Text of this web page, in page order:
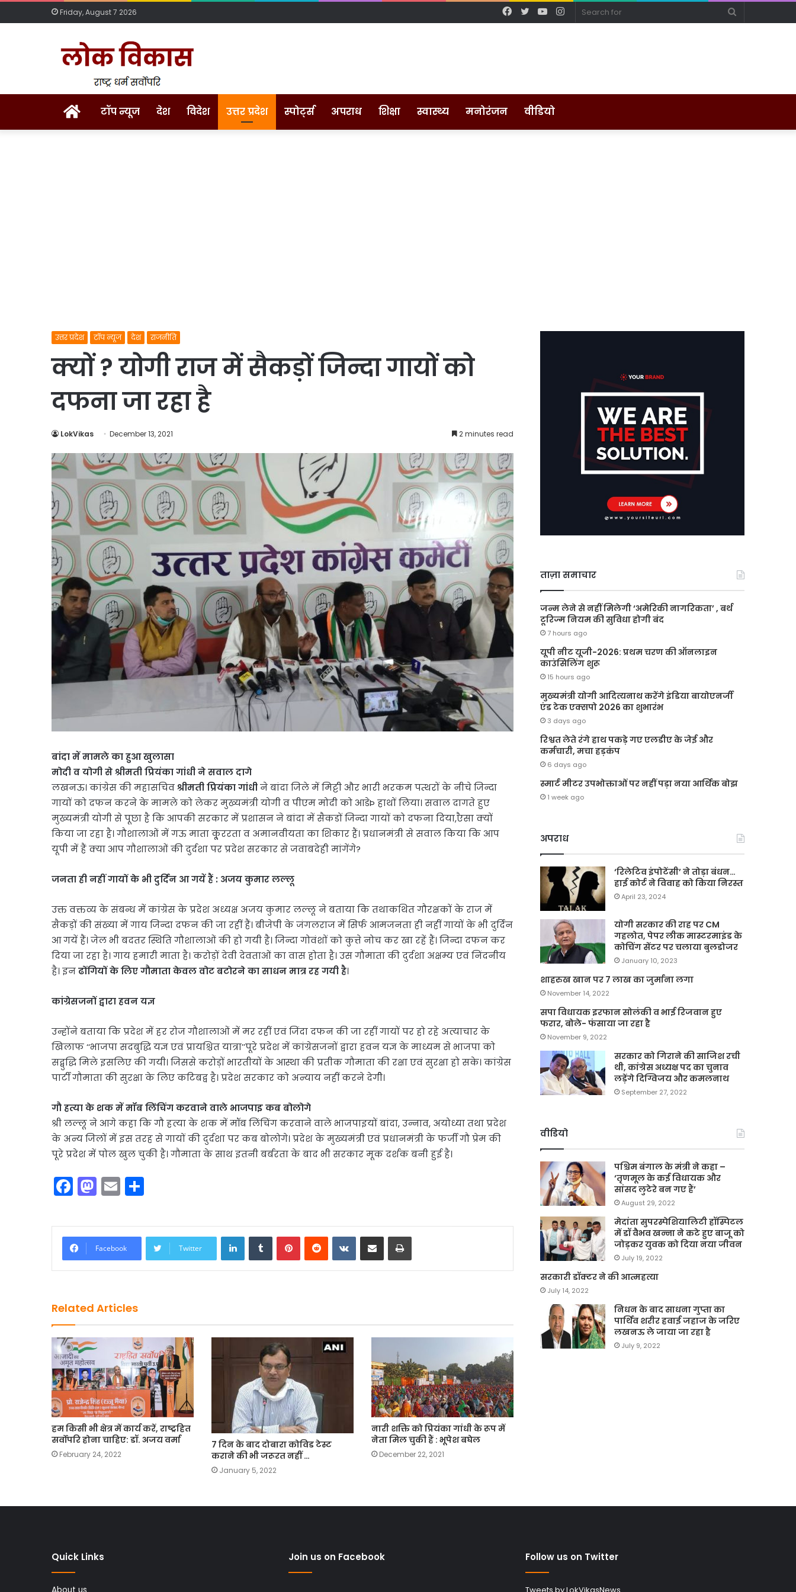
Friday, August 7 2026 Instagram
YouTube
Twitter
Facebook
Homeटॉप न्यूज देश विदेश उत्तर प्रदेश स्पोर्ट्स अपराध शिक्षा स्वास्थ्य मनोरंजन वीडियो
उत्तर प्रदेश टॉप न्यूज देश राजनीति
क्यों ? योगी राज में सैकड़ों जिन्दा गायों को
दफना जा रहा है
LokVikas December 13, 2021 2 minutes read
बांदा में मामले का हुआ खुलासा
मोदी व योगी से श्रीमती प्रियंका गांधी ने सवाल दागे
लखनऊ। कांग्रेस की महासचिवश्रीमती प्रियंका गांधीने बांदा जिले में मिट्टी और भारी भरकम पत्थरों के नीचे जिन्दा
गायों को दफन करने के मामले को लेकर मुख्यमंत्री योगी व पीएम मोदी को आडेÞ हाथों लिया। सवाल दागते हुए
मुख्यमंत्री योगी से पूछा है कि आपकी सरकार में प्रशासन ने बांदा में सैकडों जिन्दा गायों को दफना दिया,एैसा क्यों
किया जा रहा है। गौशालाओं में गऊ माता कू्ररता व अमानवीयता का शिकार हैं। प्रधानमंत्री से सवाल किया कि आप
यूपी में हैं क्या आप गौशालाओं की दुर्दशा पर प्रदेश सरकार से जवाबदेही मांगेंगे?
जनता ही नहीं गायों के भी दुर्दिन आ गयें हैं : अजय कुमार लल्लू
उक्त वक्तव्य के संबन्ध में कांग्रेस के प्रदेश अध्यक्ष अजय कुमार लल्लू ने बताया कि तथाकथित गौरक्षकों के राज में
सैकड़ों की संख्या में गाय जिन्दा दफन की जा रहीं हैं। बीजेपी के जंगलराज में सिर्फ आमजनता ही नहीं गायों के भी दुर्दिन
आ गयें हैं। जेल भी बदतर स्थिति गौशालाओं की हो गयी है। जिन्दा गोवंशों को कुत्ते नोच कर खा रहें हैं। जिन्दा दफन कर
दिया जा रहा है। गाय हमारी माता है। करोड़ों देवी देवताओं का वास होता है। उस गौमाता की दुर्दशा अक्षम्य एवं निंदनीय
है। इनढोंगियों के लिए गौमाता केवल वोट बटोरने का साधन मात्र रह गयी है।
कांग्रेसजनों द्वारा हवन यज्ञ
उन्होंने बताया कि प्रदेश में हर रोज गौशालाओं में मर रहीं एवं जिंदा दफन की जा रहीं गायों पर हो रहे अत्याचार के
खिलाफ ‘‘भाजपा सदबुद्धि यज्ञ एवं प्रायश्चित यात्रा’’पूरे प्रदेश में कांग्रेसजनों द्वारा हवन यज्ञ के माध्यम से भाजपा को
सद्बुद्धि मिले इसलिए की गयी। जिससे करोड़ों भारतीयों के आस्था की प्रतीक गौमाता की रक्षा एवं सुरक्षा हो सके। कांग्रेस
पार्टी गौमाता की सुरक्षा के लिए कटिबद्व है। प्रदेश सरकार को अन्याय नहीं करने देगीे।
गौ हत्या के शक में मॉब लिंचिंग करवाने वाले भाजपाइ कब बोलोगे
श्री लल्लू ने आगे कहा कि गौ हत्या के शक में मॉब लिंचिंग करवाने वाले भाजपाइयों बांदा, उन्नाव, अयोध्या तथा प्रदेश
के अन्य जिलों में इस तरह से गायों की दुर्दशा पर कब बोलोगे। प्रदेश के मुख्यमंत्री एवं प्रधानमंत्री के फर्जी गौ प्रेम की
पूरे प्रदेश में पोल खुल चुकी है। गौमाता के साथ इतनी बर्बरता के बाद भी सरकार मूक दर्शक बनी हुई है।
F
a
c
e
b
o
k
M
a
st
o
d
n
E
m
ai
l
ar
e
Facebook Twitter
LinkedInTumblrPinterestReddit VKontakte
Share via Email Print
Related Articles
हम किसी भी क्षेत्र में कार्य करें, राष्ट्रहित
सर्वोपरि होना चाहिए: डॉ. अजय वर्मा
February 24, 2022
7 दिन के बाद दोबारा कोविड टेस्ट
कराने की भी जरूरत नहीं …
January 5, 2022
नारी शक्ति को प्रियंका गांधी के रूप में
नेता मिल चुकी हैं : भूपेश बघेल
December 22, 2021
ताज़ा समाचार
जन्म लेने से नहीं मिलेगी ‘अमेरिकी नागरिकता’ , बर्थ
टूरिज्म नियम की सुविधा होगी बंद
7 hours ago
यूपी नीट यूजी-2026: प्रथम चरण की ऑनलाइन
काउंसिलिंग शुरू
15 hours ago
मुख्यमंत्री योगी आदित्यनाथ करेंगे इंडिया बायोएनर्जी
एंड टेक एक्सपो 2026 का शुभारंभ
3 days ago
रिश्वत लेते रंगे हाथ पकड़े गए एलडीए के जेई और
कर्मचारी, मचा हड़कंप
6 days ago
स्मार्ट मीटर उपभोक्ताओं पर नहीं पड़ा नया आर्थिक बोझ
1 week ago
अपराध
‘रिलेटिव इंपोटेंसी’ ने तोड़ा बंधन…
हाई कोर्ट ने विवाह को किया निरस्त
April 23, 2024
योगी सरकार की राह पर CM
गहलोत, पेपर लीक मास्टरमाइंड के
कोचिंग सेंटर पर चलाया बुलडोजर
January 10, 2023
शाहरुख खान पर 7 लाख का जुर्माना लगा
November 14, 2022
सपा विधायक इरफान सोलंकी व भाई रिजवान हुए
फरार, बोले- फंसाया जा रहा है
November 9, 2022
सरकार को गिराने की साजिश रची
थी, कांग्रेस अध्यक्ष पद का चुनाव
लड़ेंगे दिग्विजय और कमलनाथ
September 27, 2022
वीडियो
पश्चिम बंगाल के मंत्री ने कहा –
‘तृणमूल के कई विधायक और
सांसद लुटेरे बन गए हैं’
August 29, 2022
मेदांता सुपरस्पेशियालिटी हॉस्पिटल
में डॉ वैभव खन्ना ने कटे हुए बाजू को
जोड़कर युवक को दिया नया जीवन
July 19, 2022
सरकारी डॉक्टर ने की आत्महत्या
July 14, 2022
निधन के बाद साधना गुप्ता का
पार्थिव शरीर हवाई जहाज के जरिए
लखनऊ ले जाया जा रहा है
July 9, 2022
Quick Links Join us on Facebook Follow us on Twitter